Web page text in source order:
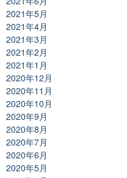
2021年5月
2021年4月
2021年3月
2021年2月
2021年1月
2020年12月
2020年11月
2020年10月
2020年9月
2020年8月
2020年7月
2020年6月
2020年5月